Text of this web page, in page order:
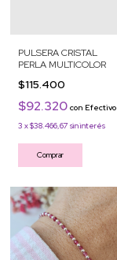
PULSERA CRISTAL
PERLA MULTICOLOR
$115.400
$92.320 con Efectivo
3 x$38.466,67 sin interés
Comprar